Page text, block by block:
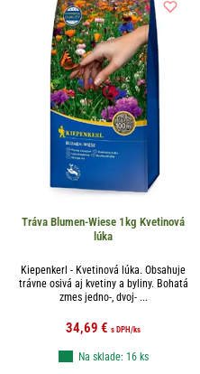
Tráva Blumen-Wiese 1kg Kvetinová
lúka
Kiepenkerl - Kvetinová lúka. Obsahuje
trávne osivá aj kvetiny a byliny. Bohatá
zmes jedno-, dvoj- ...
34,69 € s DPH /ks
Na sklade: 16 ks